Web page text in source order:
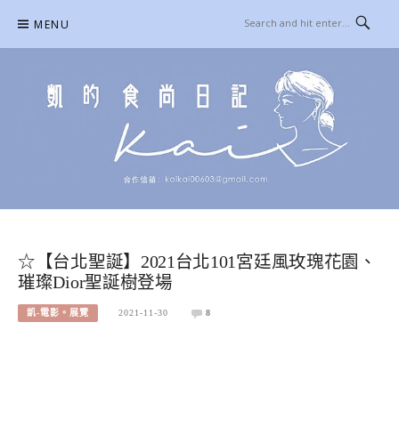
content
MENU
☆【台北聖誕】2021台北101宮廷風玫瑰花園、
璀璨Dior聖誕樹登場
凱-電影。展覽 2021-11-30 8